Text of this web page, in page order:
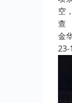
空
查
金
23-